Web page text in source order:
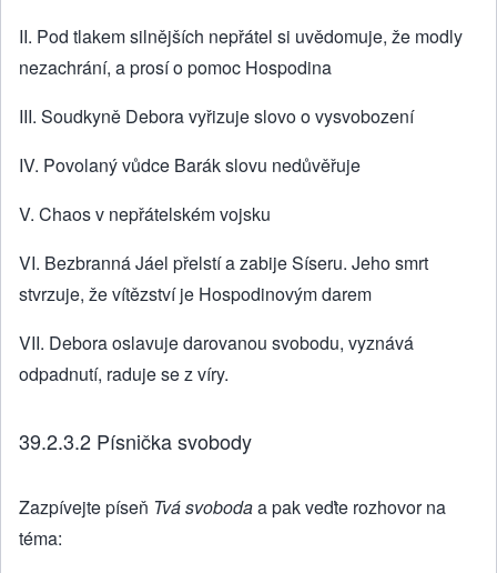
II. Pod tlakem silnějších nepřátel si uvědomuje, že modly
nezachrání, a prosí o pomoc Hospodina
III. Soudkyně Debora vyřizuje slovo o vysvobození
IV. Povolaný vůdce Barák slovu nedůvěřuje
V. Chaos v nepřátelském vojsku
VI. Bezbranná Jáel přelstí a zabije Síseru. Jeho smrt
stvrzuje, že vítězství je Hospodinovým darem
VII. Debora oslavuje darovanou svobodu, vyznává
odpadnutí, raduje se z víry.
39.2.3.2 Písnička svobody
Zazpívejte píseň Tvá svobodaa pak veďte rozhovor na
téma: